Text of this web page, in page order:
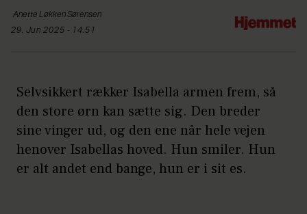
Anette LøkkenSørensen
29. Jun 2025 - 14:51
Selvsikkert rækker Isabella armen frem, så
den store ørn kan sætte sig. Den breder
sine vinger ud, og den ene når hele vejen
henover Isabellas hoved. Hun smiler. Hun
er alt andet end bange, hun er i sit es.